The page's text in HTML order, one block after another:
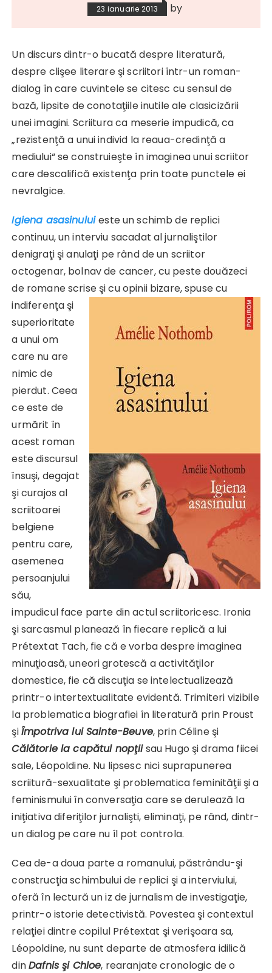
23 ianuarie 2013 by
Un discurs dintr-o bucată despre literatură,
despre clişee literare şi scriitori într-un roman-
dialog în care cuvintele se citesc cu sensul de
bază, lipsite de conotaţiile inutile ale clasicizării
unei imagini. Scriitura ca meserie impudică, ca
„rezistenţă a unui individ la reaua-credinţă a
mediului“ se construieşte în imaginea unui scriitor
care descalifică existenţa prin toate punctele ei
nevralgice.
Igiena asasinului este un schimb de replici
continuu, un interviu sacadat al jurnaliştilor
denigraţi şi anulaţi pe rând de un scriitor
octogenar, bolnav de cancer, cu peste douăzeci
de romane scrise şi cu opinii bizare, spuse cu
indiferenţa şi
superioritate
a unui om
care nu are
nimic de
pierdut. Ceea
ce este de
urmărit în
acest roman
este discursul
însuşi, degajat
şi curajos al
scriitoarei
belgiene
pentru care,
asemenea
persoanjului
său,
impudicul face parte din actul scriitoricesc. Ironia
şi sarcasmul planează în fiecare replică a lui
Prétextat Tach, fie că e vorba despre imaginea
minuţioasă, uneori grotescă a activităţilor
domestice, fie că discuţia se intelectualizează
printr-o intertextualitate evidentă. Trimiteri vizibile
la problematica biografiei în literatură prin Proust
şiÎmpotriva lui Sainte-Beuve, prin Céline şi
Călătorie la capătul nopţiisau Hugo şi drama fiicei
sale, Léopoldine. Nu lipsesc nici suprapunerea
scriitură-sexualitate şi problematica feminităţii şi a
feminismului în conversaţia care se derulează la
iniţiativa diferiţilor jurnalişti, eliminaţi, pe rând, dintr-
un dialog pe care nu îl pot controla.
Cea de-a doua parte a romanului, păstrându-şi
construcţia schimbului de replici şi a interviului,
oferă în lectură un iz de jurnalism de investigaţie,
printr-o istorie detectivistă. Povestea şi contextul
relaţiei dintre copilul Prétextat şi verişoara sa,
Léopoldine, nu sunt departe de atmosfera idilică
dinDafnis şi Chloe, rearanjate cronologic de o